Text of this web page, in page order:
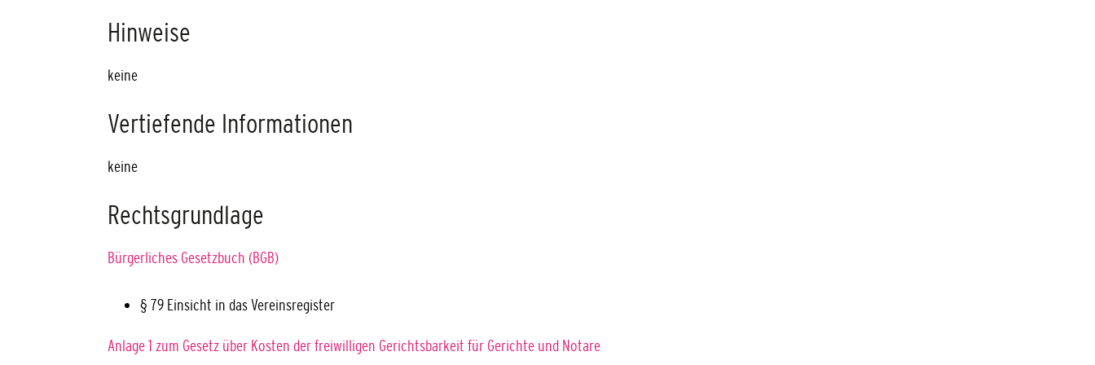
Hinweise
keine
Vertiefende Informationen
keine
Rechtsgrundlage
Bürgerliches Gesetzbuch (BGB)
§ 79 Einsicht in das Vereinsregister
Anlage 1 zum Gesetz über Kosten der freiwilligen Gerichtsbarkeit für Gerichte und Notare